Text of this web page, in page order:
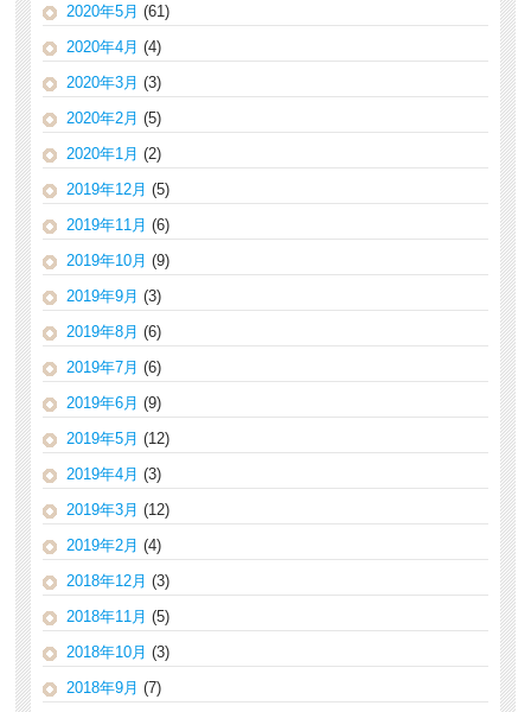
2020年5月 (61)
2020年4月 (4)
2020年3月 (3)
2020年2月 (5)
2020年1月 (2)
2019年12月 (5)
2019年11月 (6)
2019年10月 (9)
2019年9月 (3)
2019年8月 (6)
2019年7月 (6)
2019年6月 (9)
2019年5月 (12)
2019年4月 (3)
2019年3月 (12)
2019年2月 (4)
2018年12月 (3)
2018年11月 (5)
2018年10月 (3)
2018年9月 (7)